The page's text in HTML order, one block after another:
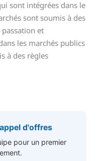
sont intégrées dans le
sont soumis à des
et
les marchés publics
à des règles
d'offres
pour un premier